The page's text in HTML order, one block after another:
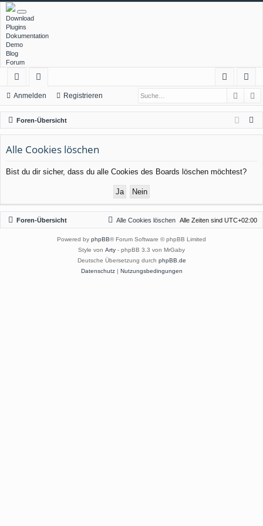
Download
Plugins
Dokumentation
Demo
Blog
Forum
ch
ne
llz
ug
rif
or
en
m
el
n
ist
rie
n
Anmelden Registrieren
Foren-Übersicht
Alle Cookies löschen
Bist du dir sicher, dass du alle Cookies des Boards löschen möchtest?
Foren-Übersicht Alle Zeiten sind UTC+02:00
Alle Cookies löschen
Powered by phpBB® Forum Software © phpBB Limited
Style von Arty - phpBB 3.3 von MrGaby
Deutsche Übersetzung durch phpBB.de
Datenschutz| Nutzungsbedingungen